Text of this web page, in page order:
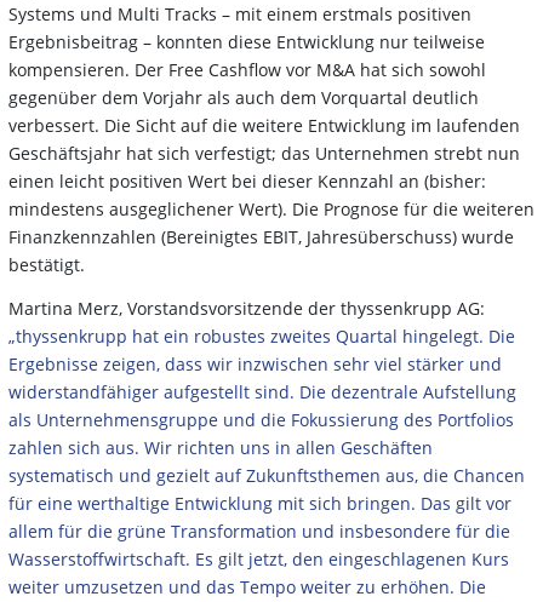
Systems und Multi Tracks – mit einem erstmals positiven
Ergebnisbeitrag – konnten diese Entwicklung nur teilweise
kompensieren. Der Free Cashflow vor M&A hat sich sowohl
gegenüber dem Vorjahr als auch dem Vorquartal deutlich
verbessert. Die Sicht auf die weitere Entwicklung im laufenden
Geschäftsjahr hat sich verfestigt; das Unternehmen strebt nun
einen leicht positiven Wert bei dieser Kennzahl an (bisher:
mindestens ausgeglichener Wert). Die Prognose für die weiteren
Finanzkennzahlen (Bereinigtes EBIT, Jahresüberschuss) wurde
bestätigt.
Martina Merz, Vorstandsvorsitzende der thyssenkrupp AG:
„thyssenkrupp hat ein robustes zweites Quartal hingelegt. Die
Ergebnisse zeigen, dass wir inzwischen sehr viel stärker und
widerstandfähiger aufgestellt sind. Die dezentrale Aufstellung
als Unternehmensgruppe und die Fokussierung des Portfolios
zahlen sich aus. Wir richten uns in allen Geschäften
systematisch und gezielt auf Zukunftsthemen aus, die Chancen
für eine werthaltige Entwicklung mit sich bringen. Das gilt vor
allem für die grüne Transformation und insbesondere für die
Wasserstoffwirtschaft. Es gilt jetzt, den eingeschlagenen Kurs
weiter umzusetzen und das Tempo weiter zu erhöhen. Die